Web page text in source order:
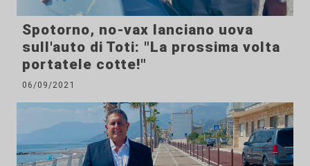
Spotorno, no-vax lanciano uova
sull'auto di Toti: "La prossima volta
portatele cotte!"
06/09/2021